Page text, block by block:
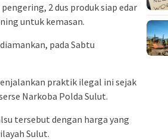
2 dus produk siap edar
untuk kemasan.
pada Sabtu
praktik ilegal ini sejak
Narkoba Polda Sulut.
tersebut dengan harga yang
Sulut.